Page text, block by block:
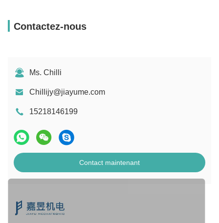
Contactez-nous
Ms. Chilli
Chillijy@jiayume.com
15218146199
Contact maintenant